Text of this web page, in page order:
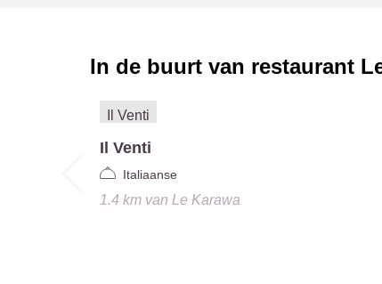
In de buurt van restaurant
Il Venti
Italiaanse
1.4 kmvan Le Karawa